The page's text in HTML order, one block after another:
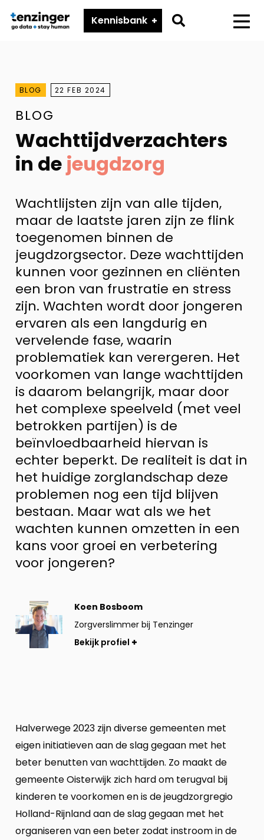
Tenzinger
Kennisbank
Go
BLOG 22 FEB 2024
BLOG
Wachttijdverzachters
in de jeugdzorg
Wachtlijsten zijn van alle tijden,
maar de laatste jaren zijn ze flink
toegenomen binnen de
jeugdzorgsector. Deze wachttijden
kunnen voor gezinnen en cliënten
een bron van frustratie en stress
zijn. Wachten wordt door jongeren
ervaren als een langdurig en
vervelende fase, waarin
problematiek kan verergeren. Het
voorkomen van lange wachttijden
is daarom belangrijk, maar door
het complexe speelveld (met veel
betrokken partijen) is de
beïnvloedbaarheid hiervan is
echter beperkt. De realiteit is dat in
het huidige zorglandschap deze
problemen nog een tijd blijven
bestaan. Maar wat als we het
wachten kunnen omzetten in een
kans voor groei en verbetering
voor jongeren?
Koen Bosboom
Zorgverslimmer bij Tenzinger
Bekijk
profiel
Bekijk profiel
Halverwege 2023 zijn diverse gemeenten met
eigen initiatieven aan de slag gegaan met het
beter benutten van wachttijden. Zo maakt de
gemeente Oisterwijk zich hard om terugval bij
kinderen te voorkomen en is de jeugdzorgregio
Holland-Rijnland aan de slag gegaan met het
organiseren van een beter zodat instroom in de